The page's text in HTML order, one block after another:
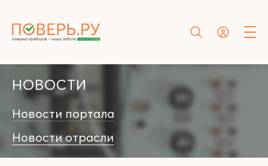
НОВОСТИ
Новости портала
Новости отрасли